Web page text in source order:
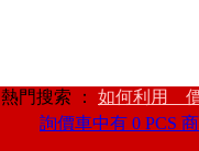
熱門搜索 ： 如何利用
詢價車中有 0 PCS